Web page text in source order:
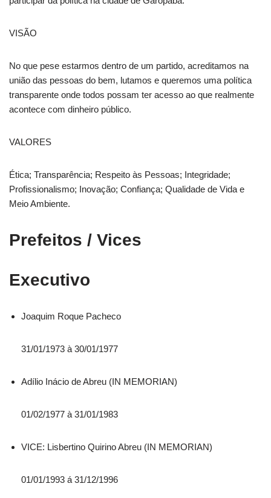
VISÃO
No que pese estarmos dentro de um partido, acreditamos na
união das pessoas do bem, lutamos e queremos uma política
transparente onde todos possam ter acesso ao que realmente
acontece com dinheiro público.
VALORES
Ética; Transparência; Respeito às Pessoas; Integridade;
Profissionalismo; Inovação; Confiança; Qualidade de Vida e
Meio Ambiente.
Prefeitos / Vices
Executivo
Joaquim Roque Pacheco
31/01/1973 à 30/01/1977
Adílio Inácio de Abreu (IN MEMORIAN)
01/02/1977 à 31/01/1983
VICE: Lisbertino Quirino Abreu (IN MEMORIAN)
01/01/1993 á 31/12/1996